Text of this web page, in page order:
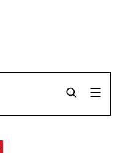
SHARE
SHARE